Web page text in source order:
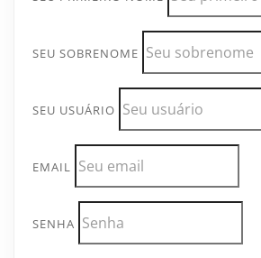
SEU SOBRENOME
SEU USUÁRIO
EMAIL
SENHA